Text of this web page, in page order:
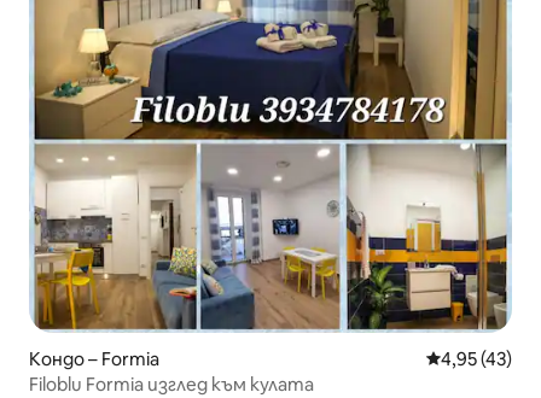
Кондо – Formia Средна
4,95 (43)
Filoblu Formia изглед към кулата